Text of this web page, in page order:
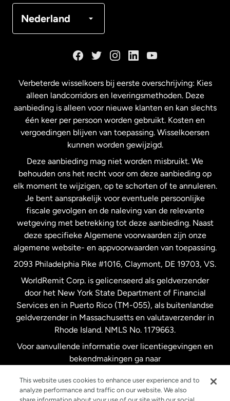
Nederland
Maleisië
Nederland
Nieuw-Zeeland
Spanje
Verenigd Koninkrijk
Verenigde Staten English
Verenigde Staten Español
Zweden
Verbeterde wisselkoers bij eerste overschrijving: Kies
alleen landcorridors en leveringsmethoden. Deze
aanbieding is alleen voor nieuwe klanten en kan slechts
één keer per persoon worden gebruikt. Kosten en
vergoedingen blijven van toepassing. Wisselkoersen
kunnen worden gewijzigd.
Deze aanbieding mag niet worden misbruikt. We
behouden ons het recht voor om deze aanbieding op
elk moment te wijzigen, op te schorten of te annuleren.
Je bent aansprakelijk voor eventuele persoonlijke
fiscale gevolgen en de naleving van de relevante
wetgeving met betrekking tot deze aanbieding. Naast
deze specifieke Algemene voorwaarden zijn onze
algemene website- en appvoorwaarden van toepassing.
2093 Philadelphia Pike #1016, Claymont, DE 19703, VS.
WorldRemit Corp. is gelicenseerd als geldverzender
door het New York State Department of Financial
Services en in Puerto Rico (TM-055), als buitenlandse
geldverzender in Massachusetts en valutaverzender in
Rhode Island. NMLS No. 1179663.
Voor aanvullende informatie over licentiegevingen en
bekendmakingen ga naar
This website uses cookies to enhance user experience and to
analyze performance and traffic on our website. We also